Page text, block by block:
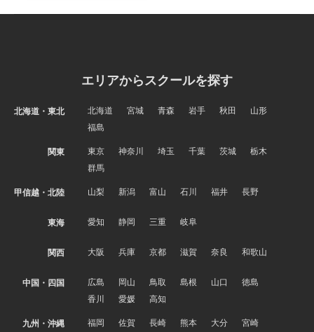
エリアからスクールを探す
北海道・東北 北海道 宮城 青森 岩手 秋田
山形
福島
関東 東京 神奈川 埼玉 千葉 茨城
栃木
群馬
甲信越・北陸 山梨 新潟 富山 石川 福井 長野
東海 愛知 静岡 三重 岐阜
関西 大阪 兵庫 京都 滋賀 奈良 和歌山
中国・四国 広島 岡山 鳥取 島根 山口
徳島
香川
愛媛 高知
九州・沖縄 福岡 佐賀 長崎 熊本 大分
宮崎